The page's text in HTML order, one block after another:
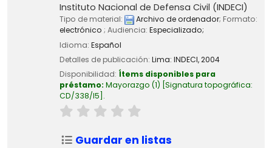
Instituto Nacional de Defensa Civil (INDECI)
Tipo de material: Archivo de ordenador; Formato:
electrónico ; Audiencia: Especializado;
Idioma: Español
Detalles de publicación: Lima: INDECI,2004
Disponibilidad: Ítems disponibles para
préstamo: Mayorazgo (1) Signatura topográfica:
CD/338/I5 .
Guardar en listas